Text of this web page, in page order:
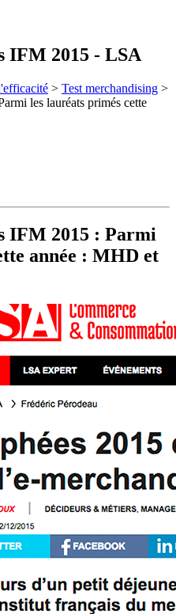
IFM 2015 - LSA
> Test merchandising >
les lauréats primés cette
IFM 2015 : Parmi
année : MHD et